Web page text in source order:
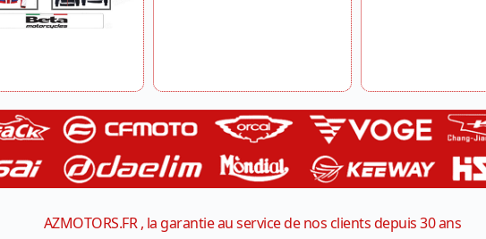
AZMOTORS.FR , la garantie au service de nos clients depuis 30 ans